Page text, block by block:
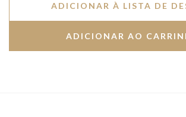
ADICIONAR À LISTA DE